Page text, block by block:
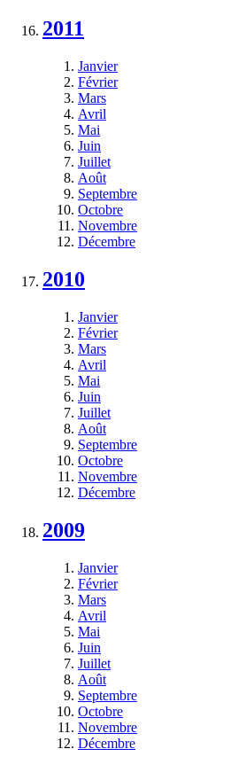
2011
Janvier
Février
Mars
Avril
Mai
Juin
Juillet
Août
Septembre
Octobre
Novembre
Décembre
2010
Janvier
Février
Mars
Avril
Mai
Juin
Juillet
Août
Septembre
Octobre
Novembre
Décembre
2009
Janvier
Février
Mars
Avril
Mai
Juin
Juillet
Août
Septembre
Octobre
Novembre
Décembre